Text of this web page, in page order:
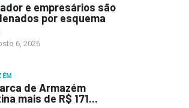
e empresários são
por esquema
6, 2026
de Armazém
mais de R$ 171...